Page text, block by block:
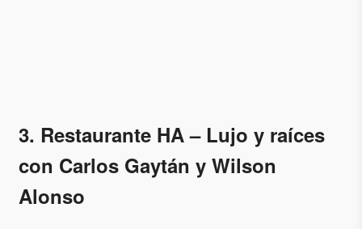
3. Restaurante HA – Lujo y raíces
con Carlos Gaytán y Wilson
Alonso